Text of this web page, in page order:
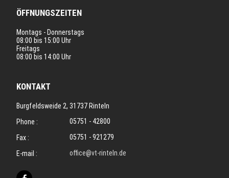
ÖFFNUNGSZEITEN
Montags - Donnerstags
08:00 bis 15:00 Uhr
Freitags
08:00 bis 14:00 Uhr
KONTAKT
Burgfeldsweide 2, 31737 Rinteln
Phone :
05751 - 42800
Fax :
05751 - 921279
E-mail :
office@vt-rinteln.de